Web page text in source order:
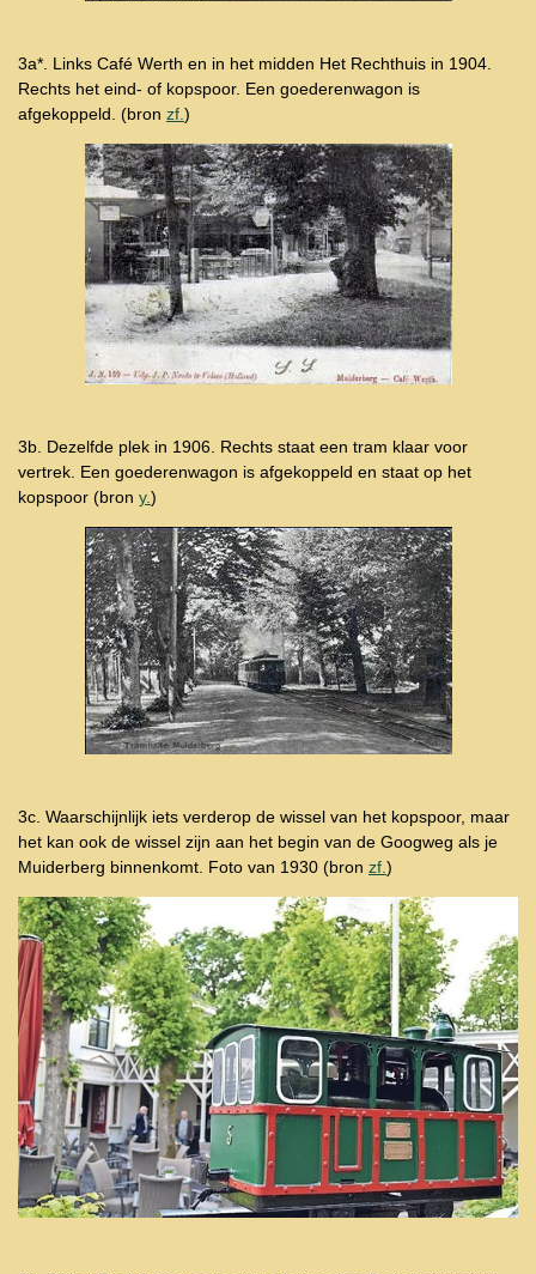
3a*. Links Café Werth en in het midden Het Rechthuis in 1904.
Rechts het eind- of kopspoor. Een goederenwagon is
afgekoppeld. (bron zf. )
3b. Dezelfde plek in 1906. Rechts staat een tram klaar voor
vertrek. Een goederenwagon is afgekoppeld en staat op het
kopspoor (bron y.)
3c. Waarschijnlijk iets verderop de wissel van het kopspoor, maar
het kan ook de wissel zijn aan het begin van de Googweg als je
Muiderberg binnenkomt. Foto van 1930 (bron zf. )